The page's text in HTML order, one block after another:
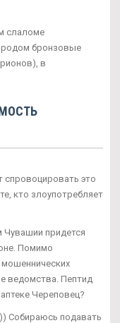
слаломе
родом бронзовые
в
спровоцировать это
кто злоупотребляет
Чувашии придется
Помимо
мошеннических
ведомства. Пептид
Череповец?
Собираюсь подавать